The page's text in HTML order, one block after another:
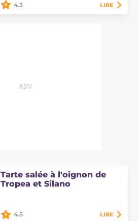
4.3 LIRE
Tarte salée à l'oignon de
Tropea et Silano
4.5 LIRE